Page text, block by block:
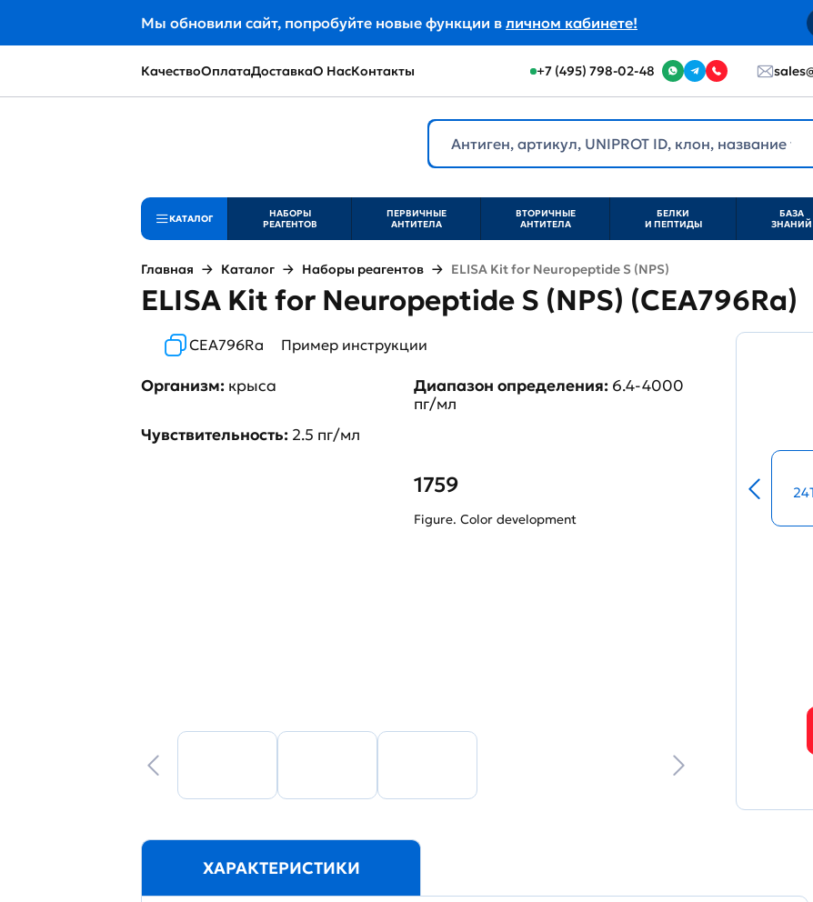
Мы обновили сайт, попробуйте новые функции в личном кабинете!
КачествоОплатаДоставкаО НасКонтакты +7 (495) 798-02-48
КАТАЛОГ
НАБОРЫ
РЕАГЕНТОВ
ПЕРВИЧНЫЕ
АНТИТЕЛА
ВТОРИЧНЫЕ
АНТИТЕЛА
БЕЛКИ
И ПЕПТИДЫ
БАЗА
ЗНАНИЙ
Главная Каталог Наборы реагентов ELISA Kit for Neuropeptide S (NPS)
ELISA Kit for Neuropeptide S (NPS) (CEA796Ra)
CEA796Ra Пример инструкции
Организм: крыса Диапазон определения: 6.4-4000
пг/мл
Чувствительность: 2.5 пг/мл
1759
Figure. Color development
ХАРАКТЕРИСТИКИ